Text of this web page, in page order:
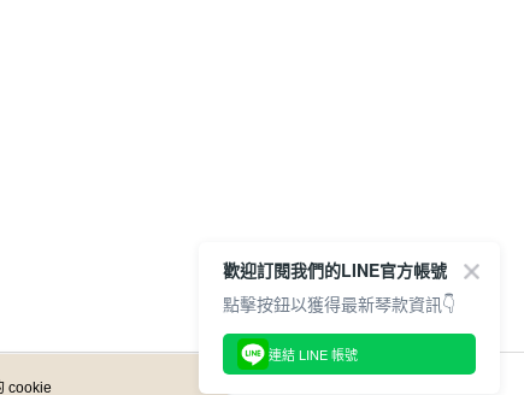
cookie
歡迎訂閱我們的LINE官方帳號
點擊按鈕以獲得最新琴款資訊👇
連結 LINE 帳號